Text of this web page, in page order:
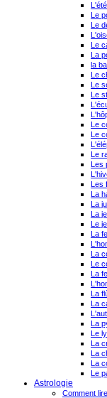
Le
Le
Le
La
la
Le
Le
Le
Le
Le
Le
Les
Les
La
La
La
Le
La
La
Le
La
La
La
La
Le
La
La
La
Le
Astrologie
Comment